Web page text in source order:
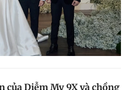
của Diễm My 9X và chồng